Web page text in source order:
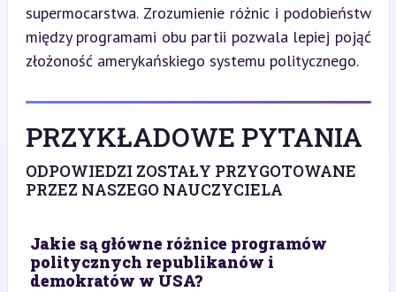
supermocarstwa. Zrozumienie różnic i podobieństw
między programami obu partii pozwala lepiej pojąć
złożoność amerykańskiego systemu politycznego.
PRZYKŁADOWE PYTANIA
ODPOWIEDZI ZOSTAŁY PRZYGOTOWANE
PRZEZ NASZEGO NAUCZYCIELA
Jakie są główne różnice programów
politycznych republikanów i
demokratów w USA?